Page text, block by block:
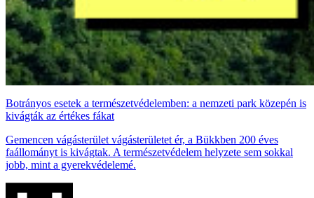
Botrányos esetek a természetvédelemben: a nemzeti park közepén is
kivágták az értékes fákat
Gemencen vágásterület vágásterületet ér, a Bükkben 200 éves
faállományt is kivágtak. A természetvédelem helyzete sem sokkal
jobb, mint a gyerekvédelemé.